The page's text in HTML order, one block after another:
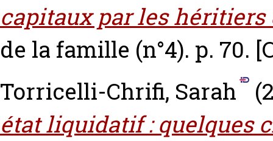
capitaux par les
de la famille (n°4). p. 70.
Torricelli-Chrifi, Sarah
état liquidatif : quelques